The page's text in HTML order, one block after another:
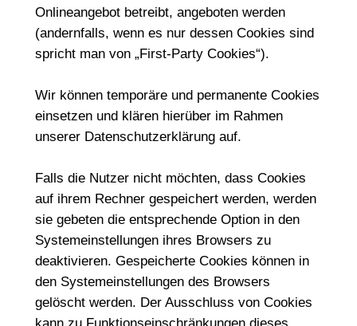
Onlineangebot betreibt, angeboten werden
(andernfalls, wenn es nur dessen Cookies sind
spricht man von „First-Party Cookies“).
Wir können temporäre und permanente Cookies
einsetzen und klären hierüber im Rahmen
unserer Datenschutzerklärung auf.
Falls die Nutzer nicht möchten, dass Cookies
auf ihrem Rechner gespeichert werden, werden
sie gebeten die entsprechende Option in den
Systemeinstellungen ihres Browsers zu
deaktivieren. Gespeicherte Cookies können in
den Systemeinstellungen des Browsers
gelöscht werden. Der Ausschluss von Cookies